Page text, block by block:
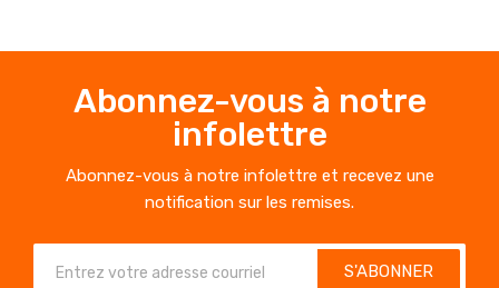
Abonnez-vous à notre
infolettre
Abonnez-vous à notre infolettre et recevez une
notification sur les remises.
S'ABONNER